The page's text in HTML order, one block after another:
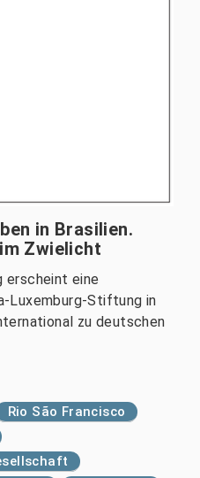
in Brasilien.
Zwielicht
erscheint eine
Luxemburg-Stiftung in
zu deutschen
Rio São Francisco